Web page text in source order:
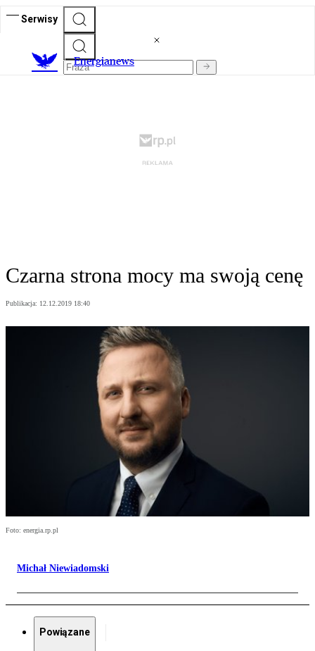
Serwisy
Energianews
Czarna strona mocy ma swoją cenę
Publikacja: 12.12.2019 18:40
Foto: energia.rp.pl
Michał Niewiadomski
Powiązane